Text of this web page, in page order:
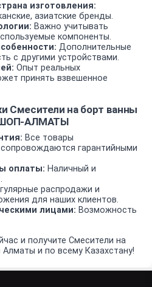
изготовления:
азиатские бренды.
Важно учитывать
компоненты.
Дополнительные
с другими устройствами.
Опыт реальных
принять взвешенное
Смесители на борт ванны
ШОП-АЛМАТЫ
Все товары
гарантийными
оплаты: Наличный и
распродажи и
для наших клиентов.
лицами: Возможность
и получите Смесители на
и по всему Казахстану!